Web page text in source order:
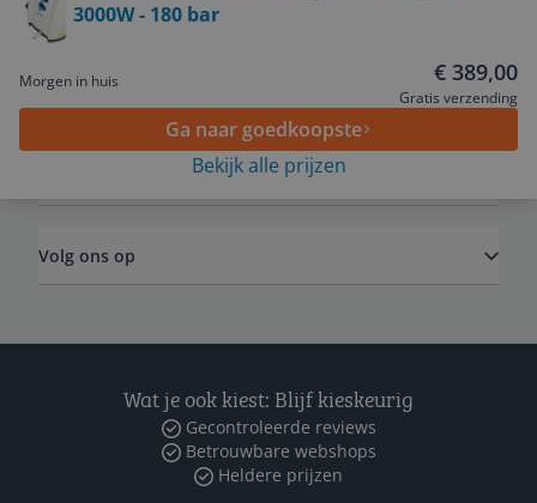
3000W - 180 bar
Morgen in huis € 389,00
Gratis verzending
Ga naar goedkoopste
Bekijk alle prijzen
Service
Algemeen
Volg ons op
Wat je ook kiest: Blijf kieskeurig
Gecontroleerde reviews
Betrouwbare webshops
Heldere prijzen